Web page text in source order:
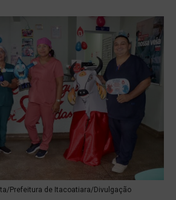
Prefeitura de Itacoatiara/Divulgação